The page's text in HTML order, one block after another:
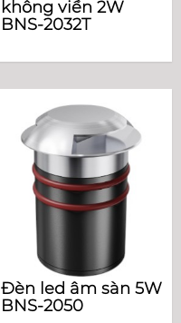
không viền 2W
BNS-2032T
Đèn led âm sàn 5W
BNS-2050